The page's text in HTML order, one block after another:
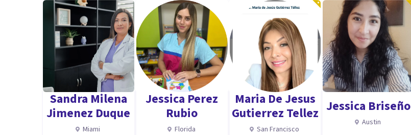
Sandra Milena
Jimenez Duque
Miami
Jessica Perez
Rubio
Florida
Maria De Jesus
Gutierrez Tellez
San Francisco
Jessica Briseño
Austin